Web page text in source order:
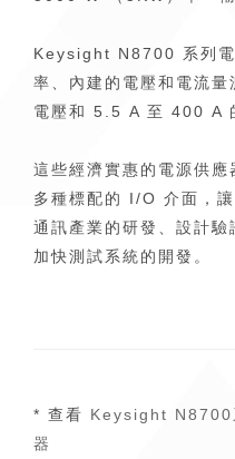
Keysight N8700 系列電
率、內建的電壓和電流
電壓和 5.5 A 至 400 A
這些經濟實惠的電源供
多種標配的 I/O 介面，
通訊產業的研發、設計
加快測試系統的開發。
* 查看 Keysight N8700
器